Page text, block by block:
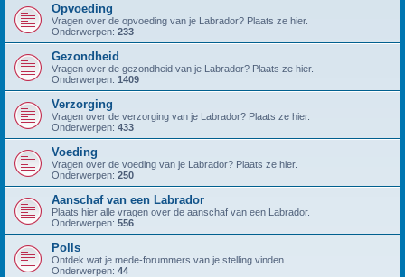
Opvoeding
Vragen over de opvoeding van je Labrador? Plaats ze hier.
Onderwerpen: 233
Gezondheid
Vragen over de gezondheid van je Labrador? Plaats ze hier.
Onderwerpen: 1409
Verzorging
Vragen over de verzorging van je Labrador? Plaats ze hier.
Onderwerpen: 433
Voeding
Vragen over de voeding van je Labrador? Plaats ze hier.
Onderwerpen: 250
Aanschaf van een Labrador
Plaats hier alle vragen over de aanschaf van een Labrador.
Onderwerpen: 556
Polls
Ontdek wat je mede-forummers van je stelling vinden.
Onderwerpen: 44